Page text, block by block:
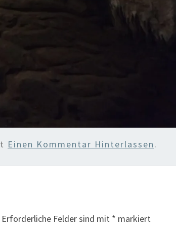
Einen Kommentar Hinterlassen.
Erforderliche Felder sind mit * markiert